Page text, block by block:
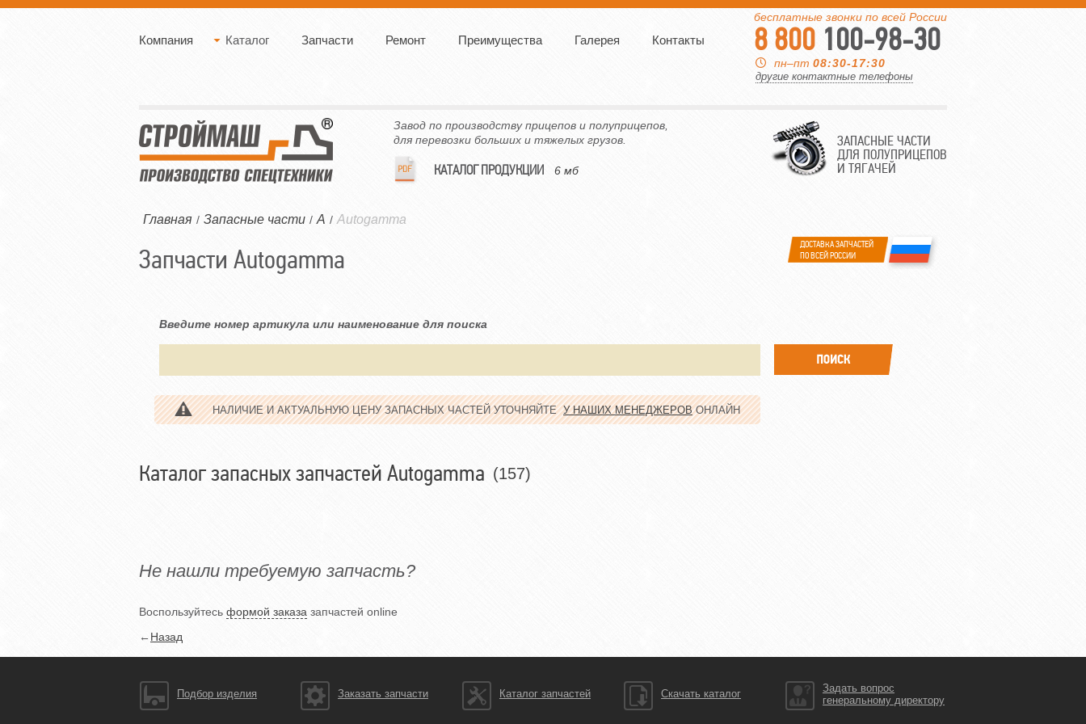
Компания Каталог Запчасти Ремонт Преимущества Галерея Контакты
бесплатные звонки по всей России
8 800 100-98-30
пн–пт 08:30-17:30
другие контактные телефоны
Завод по производству прицепов и полуприцепов,
для перевозки больших и тяжелых грузов.
КАТАЛОГ ПРОДУКЦИИ 6 мб
ЗАПАСНЫЕ ЧАСТИ
ДЛЯ ПОЛУПРИЦЕПОВ
И ТЯГАЧЕЙ
Главная / Запасные части / A / Autogamma
Запчасти Autogamma
ДОСТАВКА ЗАПЧАСТЕЙ
ПО ВСЕЙ РОССИИ
Введите номер артикула или наименование для поиска
НАЛИЧИЕ И АКТУАЛЬНУЮ ЦЕНУ ЗАПАСНЫХ ЧАСТЕЙ УТОЧНЯЙТЕУ НАШИХ МЕНЕДЖЕРОВОНЛАЙН
Каталог запасных запчастей Autogamma (157)
Не нашли требуемую запчасть?
Воспользуйтесь формой заказа запчастей online
←Назад
Подбор изделия Заказать запчасти Каталог запчастей Скачать каталог
Задать вопрос
генеральному директору